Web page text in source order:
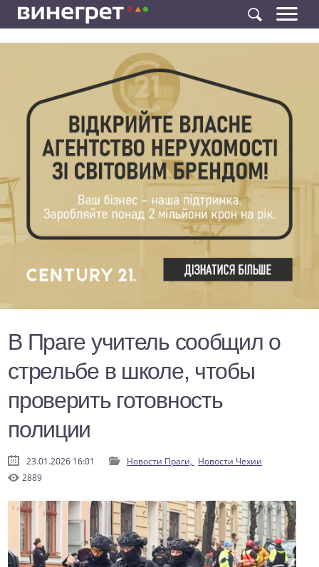
В Праге учитель сообщил о
стрельбе в школе, чтобы
проверить готовность
полиции
23.01.2026 16:01 Новости Праги, Новости Чехии
2889